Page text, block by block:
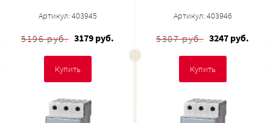
Артикул: 403945
5196 руб. 3179 руб.
Купить
Артикул: 403946
5307 руб. 3247 руб.
Купить